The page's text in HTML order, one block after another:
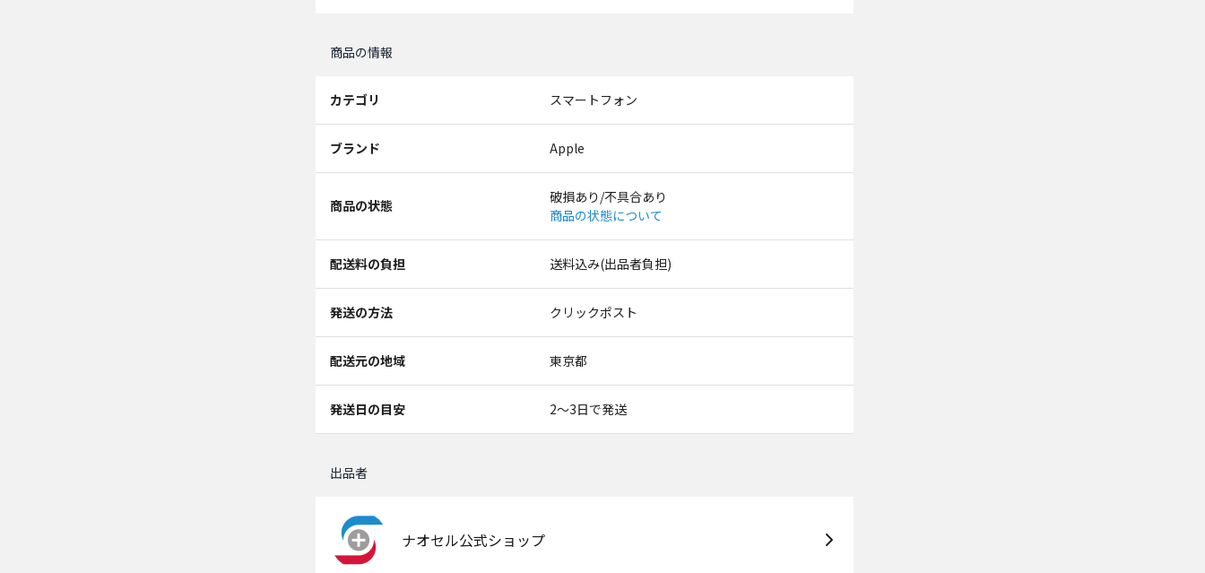
商品の情報
カテゴリ スマートフォン
ブランド Apple
商品の状態
破損あり/不具合あり
商品の状態について
配送料の負担 送料込み(出品者負担)
発送の方法 クリックポスト
配送元の地域 東京都
発送日の目安 2〜3日で発送
出品者
ナオセル公式ショップ